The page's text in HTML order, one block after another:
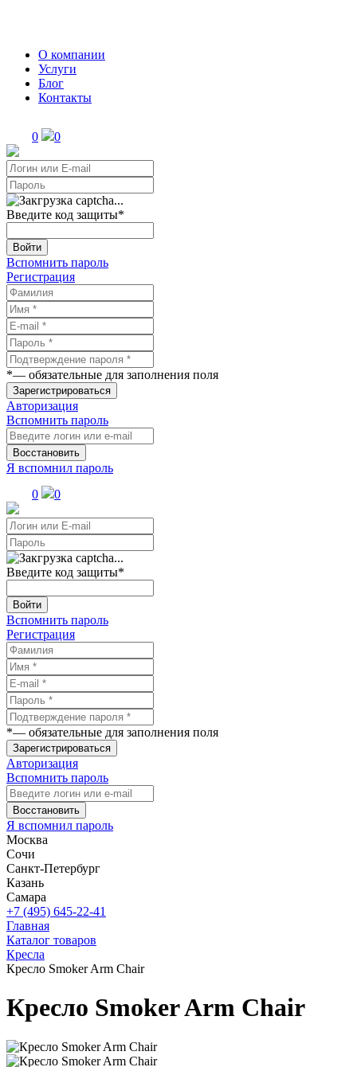
О компании
Услуги
Блог
Контакты
0 0
Введите код защиты*
Войти
Вспомнить пароль
Регистрация
*— обязательные для заполнения поля
Зарегистрироваться
Авторизация
Вспомнить пароль
Восстановить
Я вспомнил пароль
0
0
Введите код защиты*
Войти
Вспомнить пароль
Регистрация
*— обязательные для заполнения поля
Зарегистрироваться
Авторизация
Вспомнить пароль
Восстановить
Я вспомнил пароль
Москва
Сочи
Санкт-Петербург
Казань
Самара
+7 (495) 645-22-41
Главная
Каталог товаров
Кресла
Кресло Smoker Arm Chair
Кресло Smoker Arm Chair